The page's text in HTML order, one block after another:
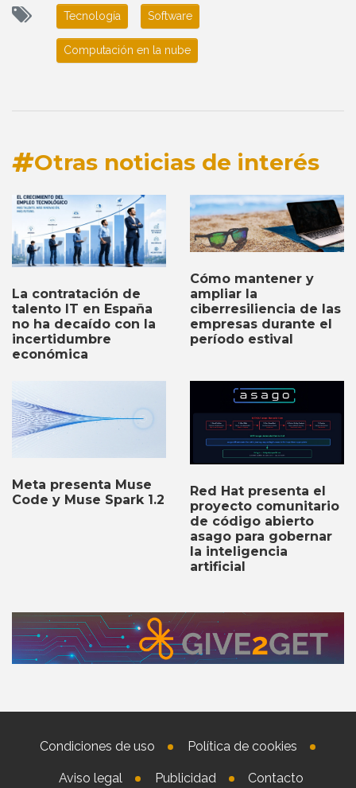
Tecnología Software
Computación en la nube
Otras noticias de interés
La contratación de
talento IT en España
no ha decaído con la
incertidumbre
económica
Cómo mantener y
ampliar la
ciberresiliencia de las
empresas durante el
período estival
Meta presenta Muse
Code y Muse Spark 1.2
Red Hat presenta el
proyecto comunitario
de código abierto
asago para gobernar
la inteligencia
artificial
Condiciones de uso Política de cookies
Aviso legal Publicidad Contacto